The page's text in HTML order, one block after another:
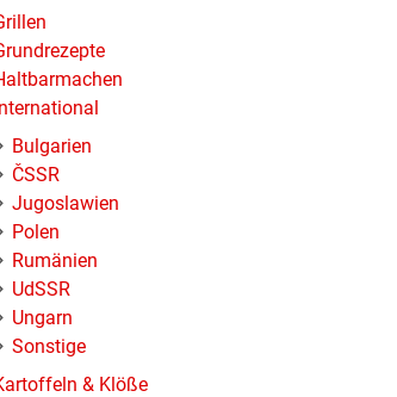
Bulgarien
ČSSR
Jugoslawien
Polen
Rumänien
UdSSR
Ungarn
Sonstige
& Klöße